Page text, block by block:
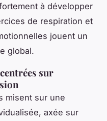
à développer
de respiration et
jouent un
global.
sur
misent sur une
axée sur